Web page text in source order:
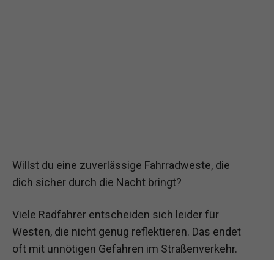
Willst du eine zuverlässige Fahrradweste, die
dich sicher durch die Nacht bringt?
Viele Radfahrer entscheiden sich leider für
Westen, die nicht genug reflektieren. Das endet
oft mit unnötigen Gefahren im Straßenverkehr.